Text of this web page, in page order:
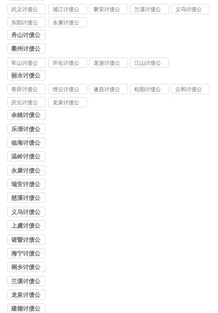
司
武义讨债公
司
浦江讨债公
司
磐安讨债公
兰溪讨债公
义乌讨债公
东阳讨债公
司
永康讨债公
舟山讨债公
司
衢州讨债公
司
常山讨债公
司
开化讨债公
龙游讨债公
江山讨债公
丽水讨债公
司
青田讨债公
司
缙云讨债公
司
遂昌讨债公
松阳讨债公
云和讨债公
庆元讨债公
司
龙泉讨债公
余姚讨债公
司
乐清讨债公
司
临海讨债公
司
温岭讨债公
司
永康讨债公
司
瑞安讨债公
司
慈溪讨债公
司
义乌讨债公
司
上虞讨债公
司
诸暨讨债公
司
海宁讨债公
司
桐乡讨债公
司
兰溪讨债公
司
龙泉讨债公
司
建德讨债公